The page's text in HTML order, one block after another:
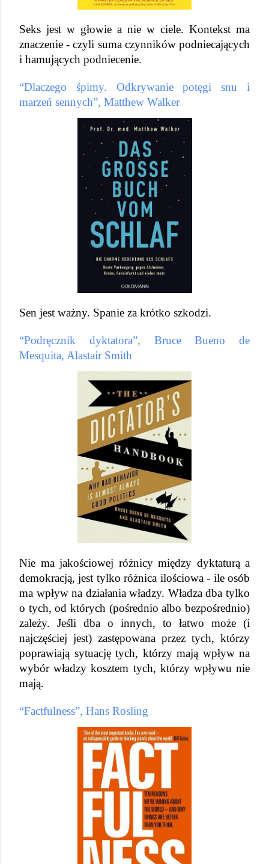
Seks jest w głowie a nie w ciele. Kontekst ma
znaczenie - czyli suma czynników podniecających
i hamujących podniecenie.
“Dlaczego śpimy. Odkrywanie potęgi snu i
marzeń sennych”, Matthew Walker
Sen jest ważny. Spanie za krótko szkodzi.
“Podręcznik dyktatora”, Bruce Bueno de
Mesquita, Alastair Smith
Nie ma jakościowej różnicy między dyktaturą a
demokracją, jest tylko różnica ilościowa - ile osób
ma wpływ na działania władzy. Władza dba tylko
o tych, od których (pośrednio albo bezpośrednio)
zależy. Jeśli dba o innych, to łatwo może (i
najczęściej jest) zastępowana przez tych, którzy
poprawiają sytuację tych, którzy mają wpływ na
wybór władzy kosztem tych, którzy wpływu nie
mają.
“Factfulness”, Hans Rosling